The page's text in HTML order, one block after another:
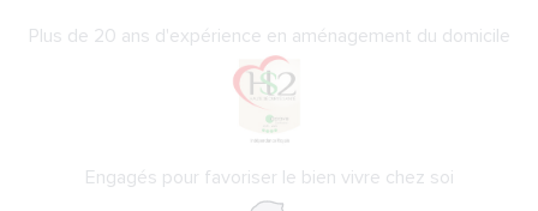
Plus de 20 ans d'expérience en aménagement du domicile
Engagés pour favoriser le bien vivre chez soi